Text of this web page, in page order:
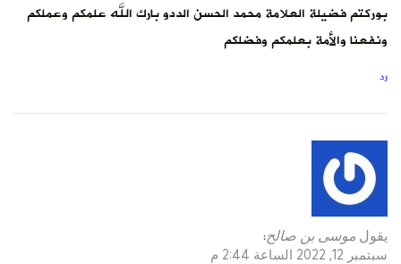
بوركتم فضيلة العلامة محمد الحسن الددو بارك الله علمكم وعملكم
ونفعنا والأمة بعلمكم وفضلكم
رد
يقول موسى بن صالح:
سبتمبر 12, 2022 الساعة 2:44 م